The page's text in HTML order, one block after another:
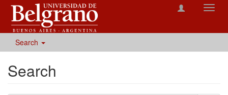
Search
Search